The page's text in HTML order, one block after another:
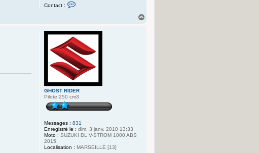
Contact :
c
t
e
r
E
r
w
a
n
B
Z
H
3
5
GHOST RIDER
Pilote 250 cm3
Messages : 831
Enregistré le : dim. 3 janv. 2010 13:33
Moto : SUZUKI DL V-STROM 1000 ABS
2015.
Localisation : MARSEILLE [13]